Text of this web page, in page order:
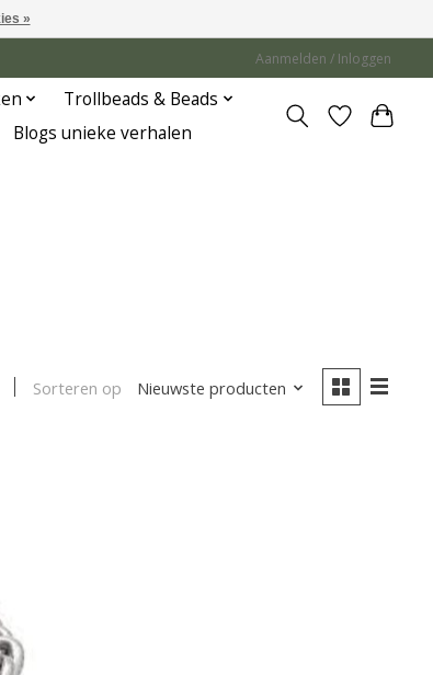
Aanmelden / Inloggen
Trollbeads & Beads
Blogs unieke verhalen
Sorteren op Nieuwste producten
»